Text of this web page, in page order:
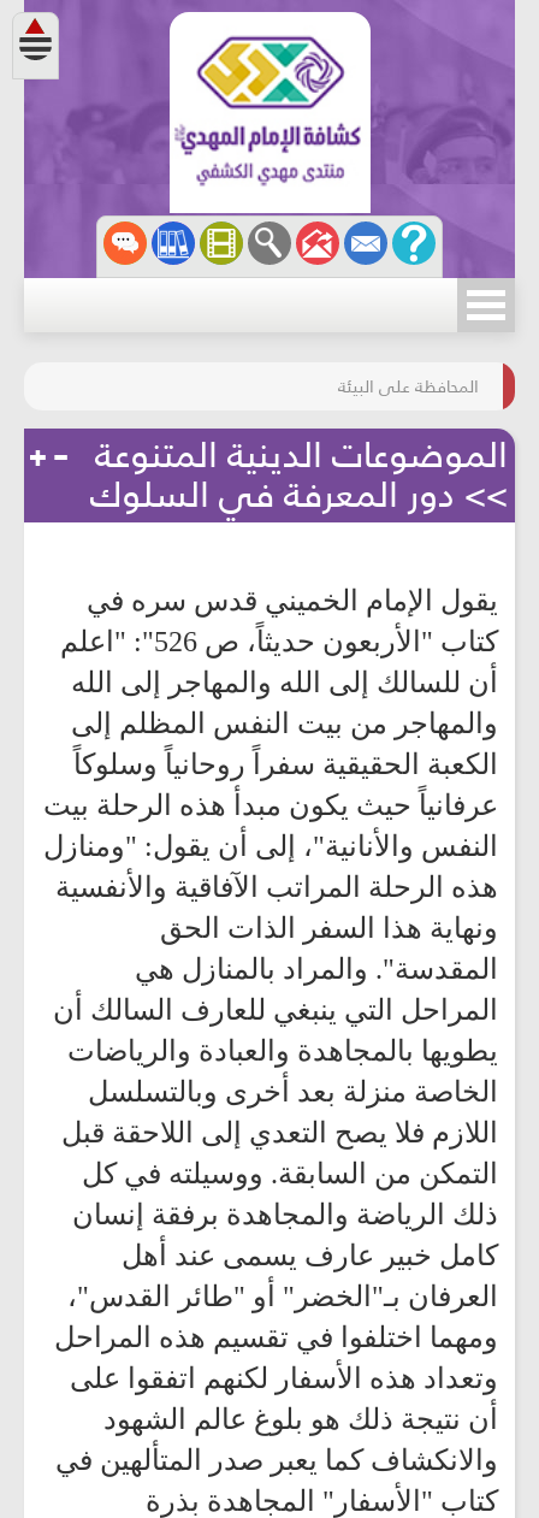
مسابقة الركب الحسينيّ
المحافظة على البيئة
الموضوعات الدينية المتنوعة
>> دور المعرفة في السلوك
يقول الإمام الخميني قدس سره في
كتاب "الأربعون حديثاً، ص 526": "اعلم
أن للسالك إلى الله والمهاجر إلى الله
والمهاجر من بيت النفس المظلم إلى
الكعبة الحقيقية سفراً روحانياً وسلوكاً
عرفانياً حيث يكون مبدأ هذه الرحلة بيت
النفس والأنانية"، إلى أن يقول: "ومنازل
هذه الرحلة المراتب الآفاقية والأنفسية
ونهاية هذا السفر الذات الحق
المقدسة". والمراد بالمنازل هي
المراحل التي ينبغي للعارف السالك أن
يطويها بالمجاهدة والعبادة والرياضات
الخاصة منزلة بعد أخرى وبالتسلسل
اللازم فلا يصح التعدي إلى اللاحقة قبل
التمكن من السابقة. ووسيلته في كل
ذلك الرياضة والمجاهدة برفقة إنسان
كامل خبير عارف يسمى عند أهل
العرفان بـ"الخضر" أو "طائر القدس"،
ومهما اختلفوا في تقسيم هذه المراحل
وتعداد هذه الأسفار لكنهم اتفقوا على
أن نتيجة ذلك هو بلوغ عالم الشهود
والانكشاف كما يعبر صدر المتألهين في
كتاب "الأسفار" المجاهدة بذرة